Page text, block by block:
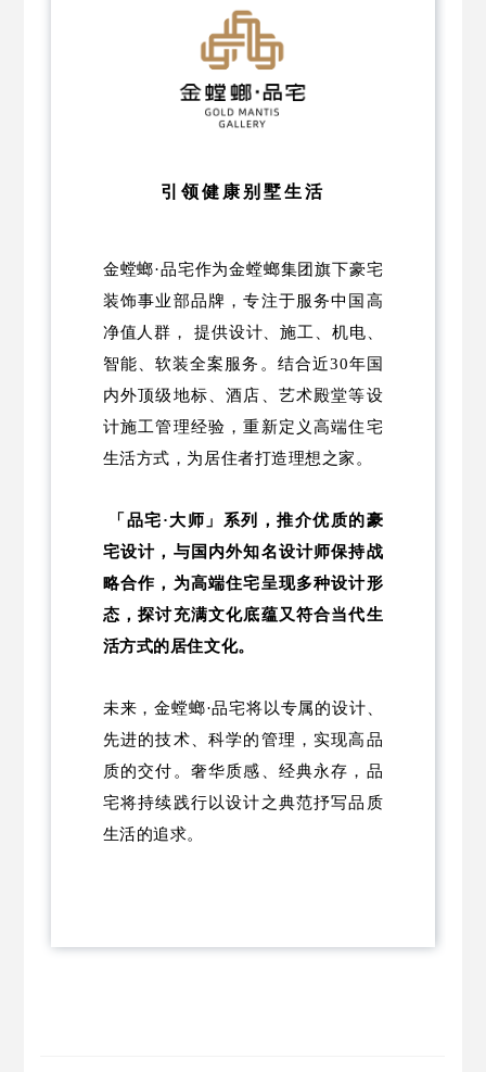
引领健康别墅生活
金螳螂·品宅作为金螳螂集团旗下豪宅
装饰事业部品牌，专注于服务中国高
净值人群， 提供设计、施工、机电、
智能、软装全案服务。结合近30年国
内外顶级地标、酒店、艺术殿堂等设
计施工管理经验，重新定义高端住宅
生活方式，为居住者打造理想之家。
「品宅·大师」系列，推介优质的豪
宅设计，与国内外知名设计师保持战
略合作，为高端住宅呈现多种设计形
态，探讨充满文化底蕴又符合当代生
活方式的居住文化。
未来，金螳螂·品宅将以专属的设计、
先进的技术、科学的管理，实现高品
质的交付。奢华质感、经典永存，品
宅将持续践行以设计之典范抒写品质
生活的追求。